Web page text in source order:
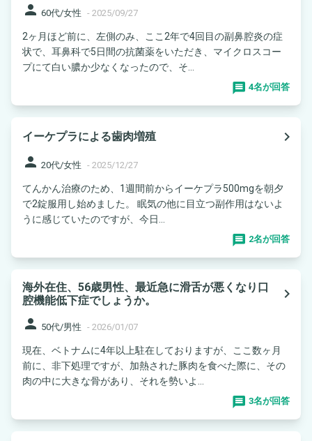
person 60代/女性 - 2025/09/27
2ヶ月ほど前に、左側のみ、ここ2年で4回目の副鼻腔炎の症
状で、耳鼻科で5日間の抗菌薬をいただき、マイクロスコー
プにて白い膿か少なくなったので、そ...
4名が回答
イーケプラによる歯肉増殖
navigate_next
person 20代/女性 - 2025/12/27
てんかん治療のため、1週間前からイーケプラ500mgを朝夕
で2錠服用し始めました。 眠気の他に目立つ副作用はないよ
うに感じていたのですが、今日...
2名が回答
海外在住、56歳男性、最近急に滑舌が悪くなり口
腔機能低下症でしょうか。
navigate_next
person 50代/男性 - 2026/01/07
現在、ベトナムに4年以上駐在しておりますが、ここ数ヶ月
前に、非下処理ですが、加熱された豚肉を食べた際に、その
肉の中に大きな骨があり、それを勢いよ...
3名が回答